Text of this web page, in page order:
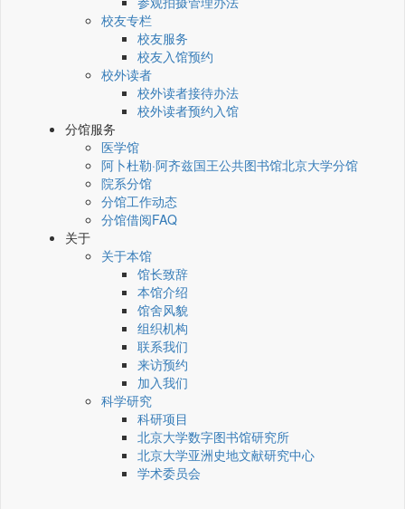
校友专栏
校友服务
校友入馆预约
校外读者
校外读者接待办法
校外读者预约入馆
分馆服务
医学馆
阿卜杜勒·阿齐兹国王公共图书馆北京大学分馆
院系分馆
分馆工作动态
分馆借阅FAQ
关于
关于本馆
馆长致辞
本馆介绍
馆舍风貌
组织机构
联系我们
来访预约
加入我们
科学研究
科研项目
北京大学数字图书馆研究所
北京大学亚洲史地文献研究中心
学术委员会